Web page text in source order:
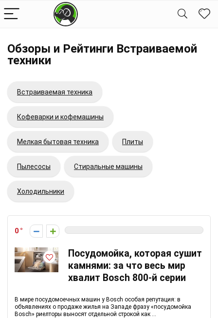
Обзоры и Рейтинги Встраиваемой
техники
Встраиваемая техника
Кофеварки и кофемашины
Мелкая бытовая техника Плиты
Пылесосы Стиральные машины
Холодильники
0
Посудомойка, которая сушит
камнями: за что весь мир
хвалит Bosch 800-й серии
В мире посудомоечных машин у Bosch особая репутация: в
объявлениях о продаже жилья на Западе фразу «посудомойка
Bosch» риелторы выносят отдельной строкой как ...